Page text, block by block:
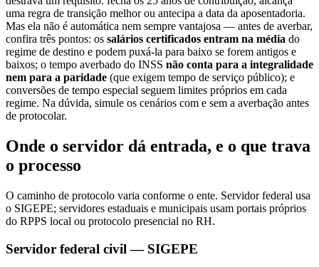
uma regra de transição melhor ou antecipa a data da aposentadoria.
Mas ela não é automática nem sempre vantajosa — antes de averbar,
confira três pontos: os salários certificados entram na média do
regime de destino e podem puxá-la para baixo se forem antigos e
baixos; o tempo averbado do INSS não conta para a integralidade
nem para a paridade (que exigem tempo de serviço público); e
conversões de tempo especial seguem limites próprios em cada
regime. Na dúvida, simule os cenários com e sem a averbação antes
de protocolar.
Onde o servidor dá entrada, e o que trava
o processo
O caminho de protocolo varia conforme o ente. Servidor federal usa
o SIGEPE; servidores estaduais e municipais usam portais próprios
do RPPS local ou protocolo presencial no RH.
Servidor federal civil — SIGEPE